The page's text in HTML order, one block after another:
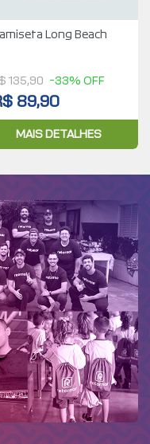
Long Beach
135,90 -33% OFF
89,90
MAIS DETALHES